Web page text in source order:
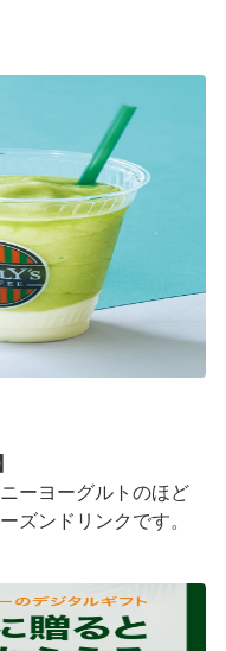
ーヨーグルトのほど
ズンドリンクです。